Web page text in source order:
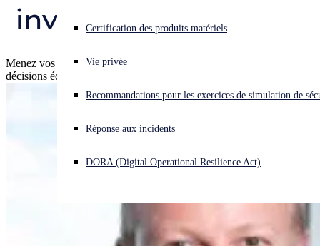
Vous subissez une cyberattaque ? Obtenez une aide immédiate.
Open search
Open language switcher
Certification des produits matériels
Vie privée
Recommandations pour les exercices de simulation de
Réponse aux incidents
DORA (Digital Operational Resilience Act)
investigations de cas
Menez vos activités en toute confiance et prenez rapidement des
décisions éclairées avec Sophos XDR.